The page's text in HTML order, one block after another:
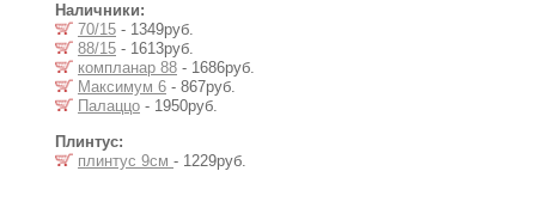
Наличники:
70/15 - 1349руб.
88/15 - 1613руб.
компланар 88 - 1686руб.
Максимум 6 - 867руб.
Палаццо - 1950руб.
Плинтус:
плинтус 9см - 1229руб.